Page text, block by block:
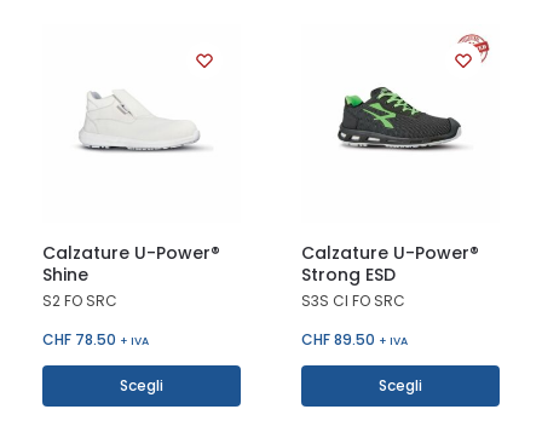
Calzature U-Power®
Shine
S2 FO SRC
CHF 78.50 + IVA
Scegli
Calzature U-Power®
Strong ESD
S3S CI FO SRC
CHF89.50 + IVA
Scegli